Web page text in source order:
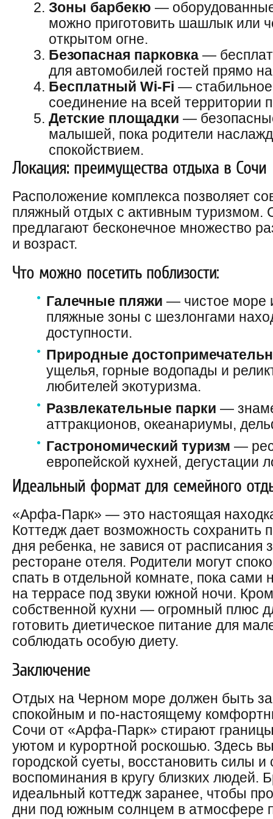
Зоны барбекю —
можно приготовить шашлык или
открытом огне.
Безопасная парковка —
для автомобилей гостей прямо
Бесплатный Wi-Fi — стабильное
соединение на всей территории
Детские площадки —
малышей, пока родители
спокойствием.
Локация: преимущества отдыха в Сочи
Расположение комплекса позволяет
пляжный отдых с активным туризмом.
предлагают бесконечное множество
и возраст.
Что можно посетить поблизости:
Галечные пляжи — чистое море
пляжные зоны с шезлонгами
доступности.
Природные
ущелья, горные водопады и
любителей экотуризма.
Развлекательные парки —
аттракционов, океанариумы,
Гастрономический туризм —
европейской кухней, дегустации
Идеальный формат для семейного
«Арфа-Парк» — это настоящая
Коттедж дает возможность сохранить
дня ребенка, не завися от расписания
ресторане отеля. Родители могут
спать в отдельной комнате, пока
на террасе под звуки южной ночи.
собственной кухни — огромный плюс
готовить диетическое питание для
соблюдать особую диету.
Заключение
Отдых на Черном море должен быть
спокойным и по-настоящему
Сочи от «Арфа-Парк» стирают
уютом и курортной роскошью. Здесь
городской суеты, восстановить силы
воспоминания в кругу близких людей.
идеальный коттедж заранее, чтобы
дни под южным солнцем в атмосфере